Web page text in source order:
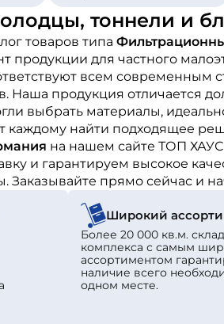
тоннели и
товаров типа
продукции для частного
всем современным
Наша продукция отличается
выбрать материалы,
каждому найти подходящее
на нашем сайте ТОП
и гарантируем высокое
Заказывайте прямо сейчас и
Широкий
Более 20 000 кв.м.
комплекса с самым
ассортиментом
наличие всего
одном месте.